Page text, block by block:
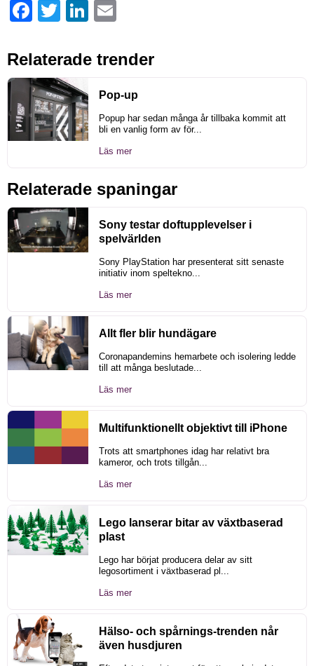
FacebookTwitter LinkedIn
Relaterade trender
Pop-up
Popup har sedan många år tillbaka kommit att
bli en vanlig form av för...
Läs mer
Relaterade spaningar
Sony testar doftupplevelser i
spelvärlden
Sony PlayStation har presenterat sitt senaste
initiativ inom speltekno...
Läs mer
Allt fler blir hundägare
Coronapandemins hemarbete och isolering ledde
till att många beslutade...
Läs mer
Multifunktionellt objektivt till iPhone
Trots att smartphones idag har relativt bra
kameror, och trots tillgån...
Läs mer
Lego lanserar bitar av växtbaserad
plast
Lego har börjat producera delar av sitt
legosortiment i växtbaserad pl...
Läs mer
Hälso- och spårnings-trenden når
även husdjuren